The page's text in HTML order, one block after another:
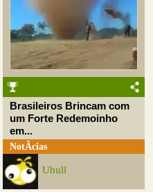
Brasileiros Brincam com
um Forte Redemoinho
em...
NotÃ­cias
Uhull